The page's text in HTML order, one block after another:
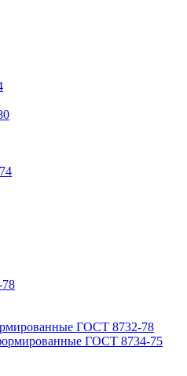
ГОСТ 8732-78
ГОСТ 8734-75